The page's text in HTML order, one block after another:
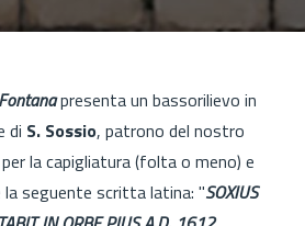
Fontanapresenta un bassorilievo in
di S. Sossio, patrono del nostro
la capigliatura (folta o meno) e
la seguente scritta latina: "SOXIUS